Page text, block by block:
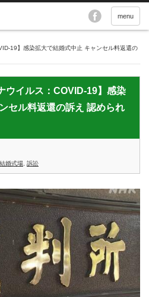
menu
19】感染拡大で結婚式中止 キャンセル料返還の
ウイルス：COVID-19】感染
セル料返還の訴え 認められ
結婚式場 訴訟